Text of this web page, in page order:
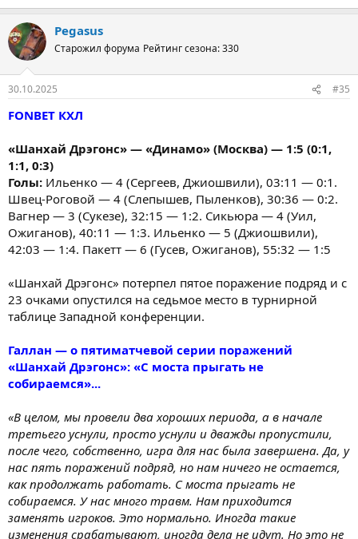
Pegasus
Старожил форума Рейтинг сезона: 330
30.10.2025 #35
FONBET КХЛ
«Шанхай Дрэгонс» — «Динамо» (Москва) — 1:5 (0:1,
1:1, 0:3)
Голы: Ильенко — 4 (Сергеев, Джиошвили), 03:11 — 0:1.
Швец-Роговой — 4 (Слепышев, Пыленков), 30:36 — 0:2.
Вагнер — 3 (Сукезе), 32:15 — 1:2. Сикьюра — 4 (Уил,
Ожиганов), 40:11 — 1:3. Ильенко — 5 (Джиошвили),
42:03 — 1:4. Пакетт — 6 (Гусев, Ожиганов), 55:32 — 1:5
«Шанхай Дрэгонс» потерпел пятое поражение подряд и с
23 очками опустился на седьмое место в турнирной
таблице Западной конференции.
Галлан — о пятиматчевой серии поражений
«Шанхай Дрэгонс»: «С моста прыгать не
собираемся»...
«В целом, мы провели два хороших периода, а в начале
третьего уснули, просто уснули и дважды пропустили,
после чего, собственно, игра для нас была завершена. Да, у
нас пять поражений подряд, но нам ничего не остается,
как продолжать работать. С моста прыгать не
собираемся. У нас много травм. Нам приходится
заменять игроков. Это нормально. Иногда такие
изменения срабатывают, иногда дела не идут. Но это не